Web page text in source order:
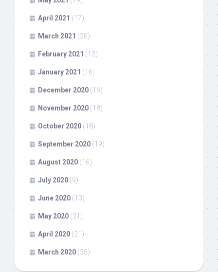
April 2021 (17)
March 2021 (20)
February 2021 (12)
January 2021 (16)
December 2020 (16)
November 2020 (18)
October 2020 (18)
September 2020 (19)
August 2020 (16)
July 2020 (9)
June 2020 (13)
May 2020 (21)
April 2020 (21)
March 2020 (25)